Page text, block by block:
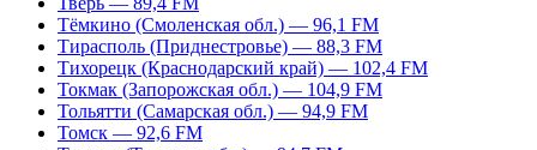
Тёмкино (Смоленская обл.) — 96,1 FM
Тирасполь (Приднестровье) — 88,3 FM
Тихорецк (Краснодарский край) — 102,4 FM
Токмак (Запорожская обл.) — 104,9 FM
Тольятти (Самарская обл.) — 94,9 FM
Томск — 92,6 FM